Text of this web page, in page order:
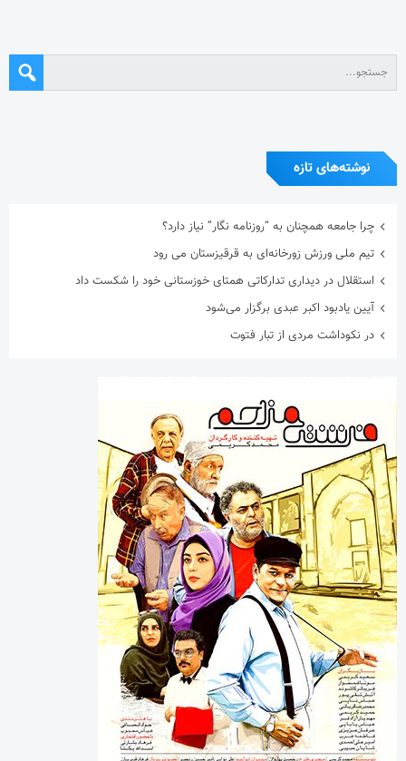
نوشته‌های تازه
چرا جامعه همچنان به “روزنامه نگار” نیاز دارد؟
تیم ملی ورزش زورخانه‌ای به قرقیزستان می رود
استقلال در دیداری تدارکاتی همتای خوزستانی خود را شکست داد
آیین یادبود اکبر عبدی برگزار می‌شود
در نکوداشت مردی از تبار فتوت